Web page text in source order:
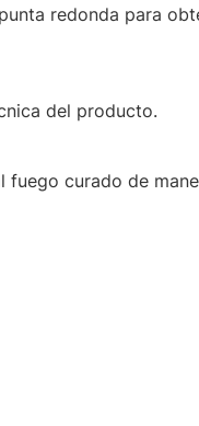
redonda para
del producto.
fuego curado de